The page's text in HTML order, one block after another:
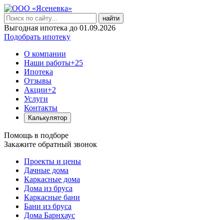
найти
Выгодная ипотека до 01.09.2026
Подобрать ипотеку
О компании
Наши работы+25
Ипотека
Отзывы
Акции+2
Услуги
Контакты
Калькулятор
Помощь в подборе
Закажите обратный звонок
Проекты и цены
Дачные дома
Каркасные дома
Дома из бруса
Каркасные бани
Бани из бруса
Дома Барнхаус